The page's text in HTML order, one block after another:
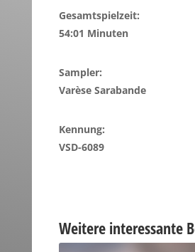
Gesamtspielzeit:
54:01 Minuten
Sampler:
Varèse Sarabande
Kennung:
VSD-6089
Weitere interessante